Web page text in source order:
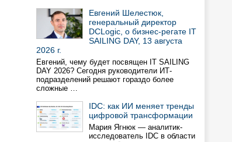
Евгений Шелестюк,
генеральный директор
DCLogic, о бизнес-регате IT
SAILING DAY, 13 августа
2026 г.
Евгений, чему будет посвящен IT SAILING
DAY 2026? Сегодня руководители ИТ-
подразделений решают гораздо более
сложные …
IDC: как ИИ меняет тренды
цифровой трансформации
Мария Ягнюк — аналитик-
исследователь IDC в области